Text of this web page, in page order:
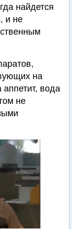
найдется
и не
на
вода
не